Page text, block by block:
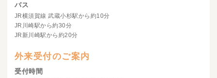
バス
JR横須賀線 武蔵小杉駅から約10分
JR川崎駅から約30分
JR新川崎駅から約20分
外来受付のご案内
受付時間